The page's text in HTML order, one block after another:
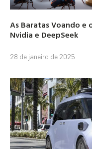
As Baratas Voando e
Nvidia e DeepSeek
28 de janeiro de 2025